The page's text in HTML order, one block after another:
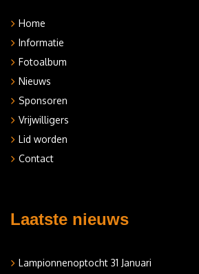
Home
Informatie
Fotoalbum
Nieuws
Sponsoren
Vrijwilligers
Lid worden
Contact
Laatste nieuws
Lampionnenoptocht 31 Januari